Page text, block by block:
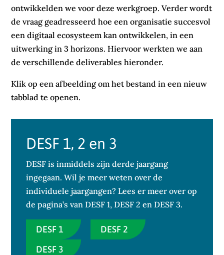
ontwikkelden we voor deze werkgroep. Verder wordt
de vraag geadresseerd hoe een organisatie succesvol
een digitaal ecosysteem kan ontwikkelen, in een
uitwerking in 3 horizons. Hiervoor werkten we aan
de verschillende deliverables hieronder.
Klik op een afbeelding om het bestand in een nieuw
tabblad te openen.
DESF 1, 2 en 3
DESF is inmiddels zijn derde jaargang
ingegaan. Wil je meer weten over de
individuele jaargangen? Lees er meer over op
de pagina’s van DESF 1, DESF 2 en DESF 3.
DESF 1
DESF 2
DESF 3